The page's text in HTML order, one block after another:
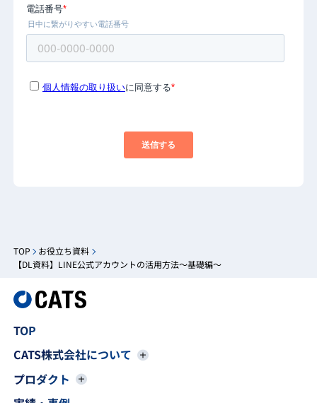
TOP
お役立ち資料
【DL資料】LINE公式アカウントの活用方法〜基礎編〜
TOP
CATS株式会社について
プロダクト